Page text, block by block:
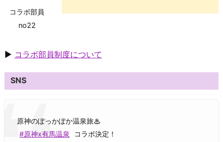
コラボ部員
no22
▶ コラボ部員制度について
SNS
原神のぽっかぽか温泉旅♨
#原神x有馬温泉
コラボ決定！